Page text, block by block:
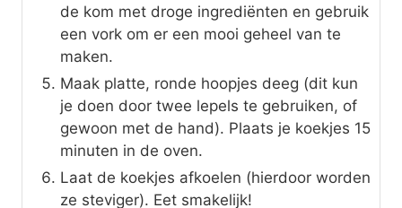
de kom met droge ingrediënten en gebruik
een vork om er een mooi geheel van te
maken.
Maak platte, ronde hoopjes deeg (dit kun
je doen door twee lepels te gebruiken, of
gewoon met de hand). Plaats je koekjes 15
minuten in de oven.
Laat de koekjes afkoelen (hierdoor worden
ze steviger). Eet smakelijk!